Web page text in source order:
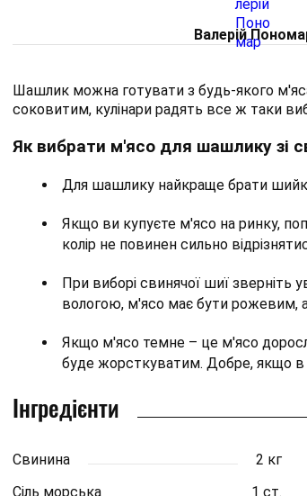
Валерій
Шашлик можна готувати з будь-якого
соковитим, кулінари радять все ж таки
Як вибрати м'ясо для шашлику зі
Для шашлику найкраще брати
Якщо ви купуєте м'ясо на ринку,
колір не повинен сильно
При виборі свинячої шиї зверніть
вологою, м'ясо має бути рожевим,
Якщо м'ясо темне – це м'ясо
буде жорсткуватим. Добре, якщо в
Інгредієнти
Свинина 2 кг
Сіль морська
1 ст.